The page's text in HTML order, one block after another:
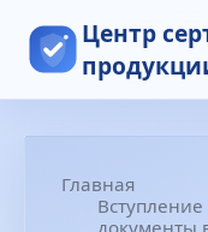
Центр
Главная
документы